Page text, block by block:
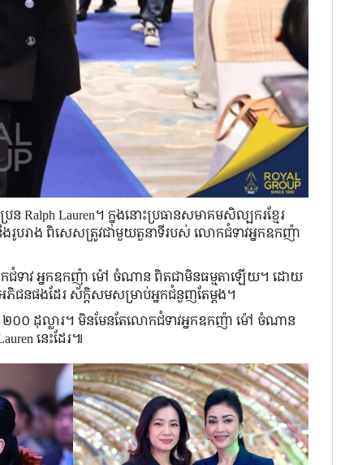
Ralph Lauren។ ក្នុង​នោះ​ប្រធាន​សមាគម​សិល្បករ​ខ្មែរ
បរាង ពិសេស​ត្រូវ​ជា​មួយ​តួនាទី​របស់ លោកជំទាវអ្នកឧកញ៉ា
ជំទាវ អ្នក​ឧកញ៉ា ម៉ៅ ចំណាន ពិតជា​មិន​ធម្មតា​ឡើយ។ ដោយ
ជន​ផង​ដែរ ស័ក្ដិសម​សម្រាប់​អ្នក​ជំនួញ​តែម្ដង។
៤ ២០០ ដុល្លារ។ មិនមែន​តែ​លោកជំទាវអ្នកឧកញ៉ា ម៉ៅ ចំណាន
នេះ​ដែរ៕